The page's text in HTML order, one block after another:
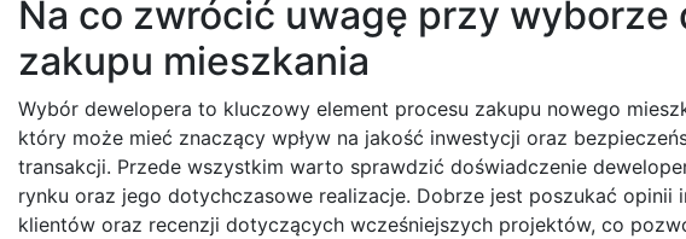
Na co zwrócić uwagę przy
zakupu mieszkania
Wybór dewelopera to kluczowy element procesu zakupu nowego
który może mieć znaczący wpływ na jakość inwestycji oraz
transakcji. Przede wszystkim warto sprawdzić doświadczenie
rynku oraz jego dotychczasowe realizacje. Dobrze jest poszukać opinii
klientów oraz recenzji dotyczących wcześniejszych projektów, co